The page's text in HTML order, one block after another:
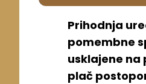
Prihodnja
pomembne
usklajene na
plač